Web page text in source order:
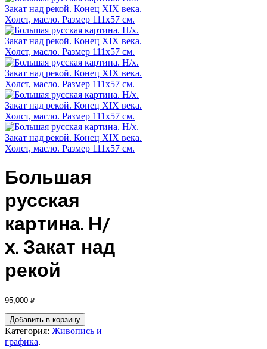
Большая
русская
картина. Н/
х. Закат над
рекой
95,000 Р
Добавить в корзину
Категория: Живопись и
графика.